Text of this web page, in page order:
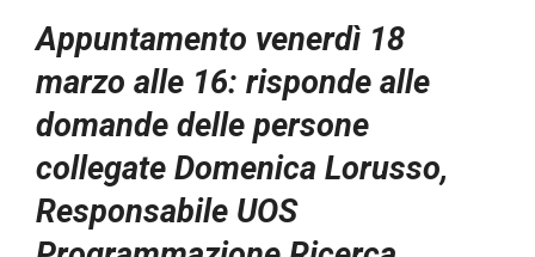
Appuntamento venerdì 18
marzo alle 16: risponde alle
domande delle persone
collegate Domenica Lorusso,
Responsabile UOS